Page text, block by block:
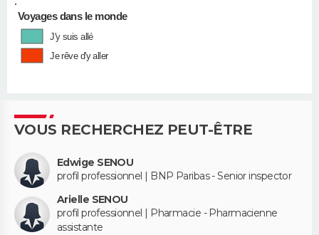
•
Voyages dans le monde
J'y suis allé
Je rêve d'y aller
VOUS RECHERCHEZ PEUT-ÊTRE
Edwige SENOU
profil professionnel | BNP Paribas - Senior inspector
Arielle SENOU
profil professionnel | Pharmacie - Pharmacienne
assistante